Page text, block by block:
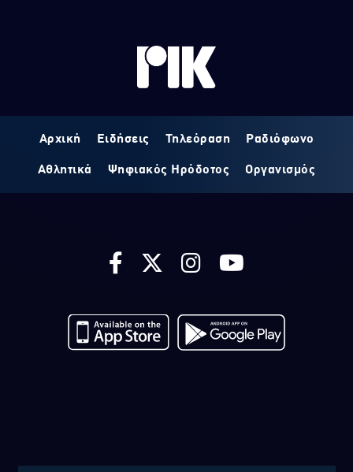
Αρχική Ειδήσεις Τηλεόραση Ραδιόφωνο
Αθλητικά Ψηφιακός Ηρόδοτος Οργανισμός